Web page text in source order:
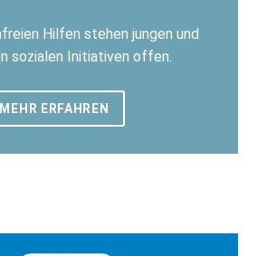
Hilfen stehen jungen und
sozialen Initiativen offen.
MEHR ERFAHREN